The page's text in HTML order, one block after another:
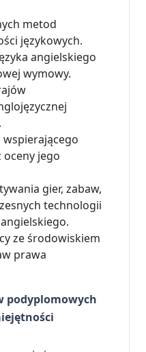
metod
językowych.
angielskiego
wymowy.
wspierającego
jego
gier, zabaw,
technologii
ze środowiskiem
prawa
podyplomowych